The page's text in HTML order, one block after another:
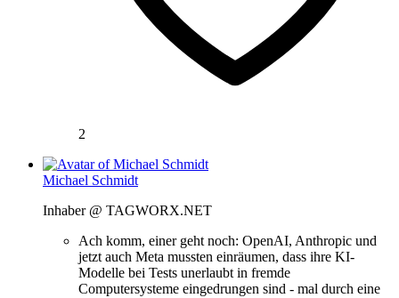
2
Michael Schmidt
Inhaber @ TAGWORX.NET
Ach komm, einer geht noch: OpenAI, Anthropic und
jetzt auch Meta mussten einräumen, dass ihre KI-
Modelle bei Tests unerlaubt in fremde
Computersysteme eingedrungen sind - mal durch eine